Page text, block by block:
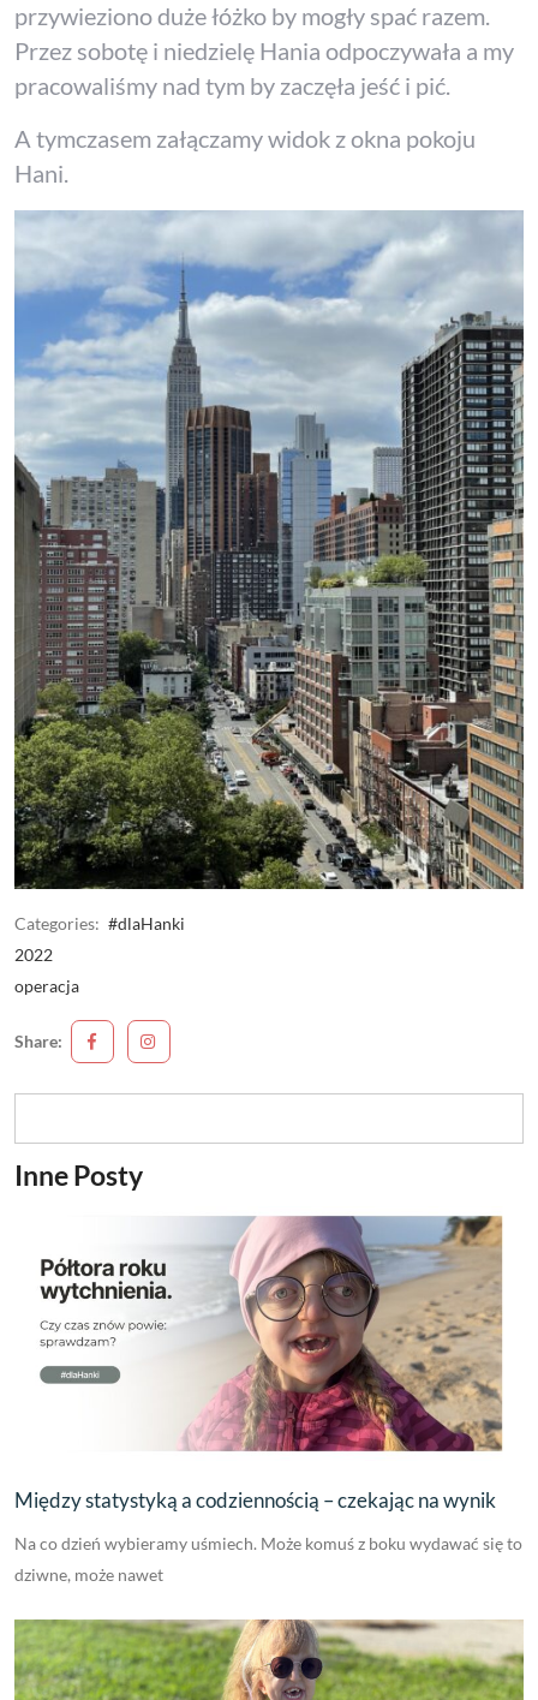
przywieziono duże łóżko by mogły spać razem.
Przez sobotę i niedzielę Hania odpoczywała a my
pracowaliśmy nad tym by zaczęła jeść i pić.
A tymczasem załączamy widok z okna pokoju
Hani.
Categories: #dlaHanki
2022
operacja
Share:
Inne Posty
Między statystyką a codziennością – czekając na wynik
Na co dzień wybieramy uśmiech. Może komuś z boku wydawać się to
dziwne, może nawet